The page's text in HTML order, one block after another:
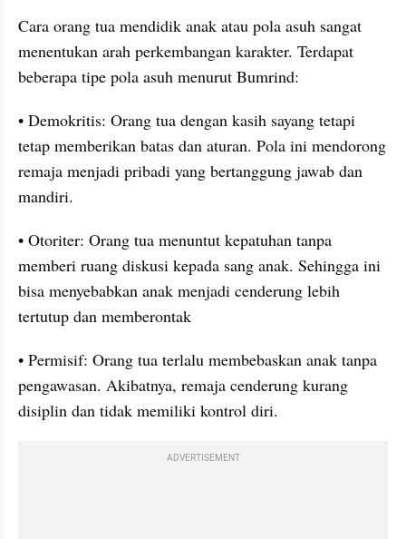
Cara orang tua mendidik anak atau pola asuh sangat
menentukan arah perkembangan karakter. Terdapat
beberapa tipe pola asuh menurut Bumrind:
• Demokritis: Orang tua dengan kasih sayang tetapi
tetap memberikan batas dan aturan. Pola ini mendorong
remaja menjadi pribadi yang bertanggung jawab dan
mandiri.
• Otoriter: Orang tua menuntut kepatuhan tanpa
memberi ruang diskusi kepada sang anak. Sehingga ini
bisa menyebabkan anak menjadi cenderung lebih
tertutup dan memberontak
• Permisif: Orang tua terlalu membebaskan anak tanpa
pengawasan. Akibatnya, remaja cenderung kurang
disiplin dan tidak memiliki kontrol diri.
ADVERTISEMENT